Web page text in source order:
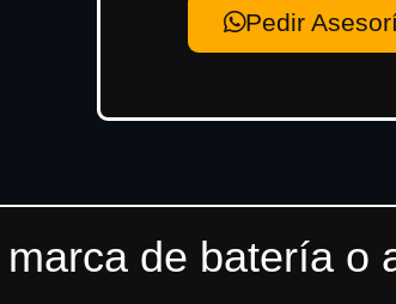
Pedir
de batería o